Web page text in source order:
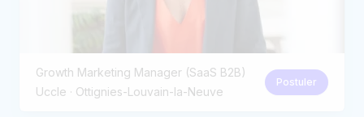
Growth Marketing Manager (SaaS B2B)
Uccle · Ottignies-Louvain-la-Neuve
Postuler